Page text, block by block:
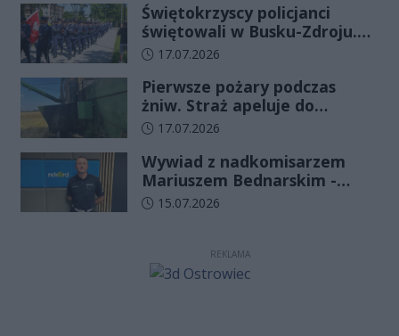
Świętokrzyscy policjanci
świętowali w Busku-Zdroju.
Czterdziestu nowych
ślubowanie
Data dodania artykułu:
17.07.2026
Pierwsze pożary podczas
żniw. Straż apeluje do
rolników o ostrożność
Data dodania artykułu:
17.07.2026
Wywiad z nadkomisarzem
Mariuszem Bednarskim -
Wydział Ruchu Drogowego
Data dodania artykułu:
15.07.2026
REKLAMA